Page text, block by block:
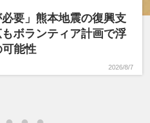
要」熊本地震の復興支
ボランティア計画で浮
能性
2026/8/7